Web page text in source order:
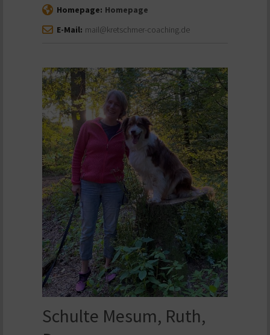
Homepage: Homepage
E-Mail: mail@kretschmer-coaching.de
Schulte Mesum, Ruth,